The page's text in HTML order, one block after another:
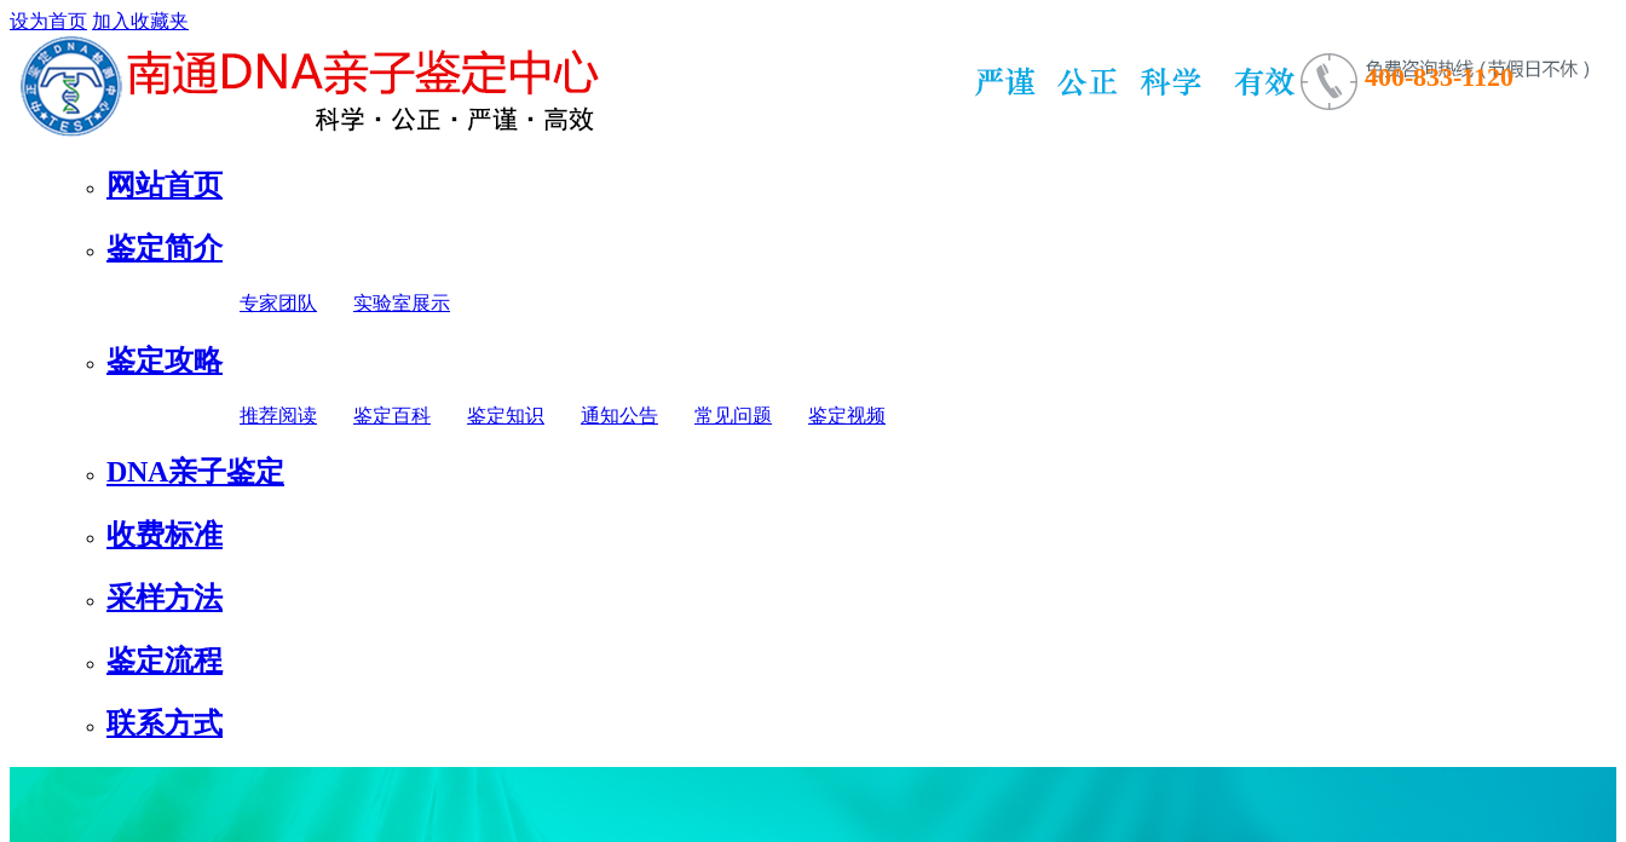
设为首页 加入收藏夹
400-833-1120
网站首页
鉴定简介
专家团队 实验室展示
鉴定攻略
推荐阅读 鉴定百科 鉴定知识 通知公告 常见问题 鉴定视频
DNA亲子鉴定
收费标准
采样方法
鉴定流程
联系方式